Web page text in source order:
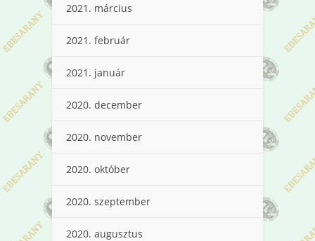
2021. március
2021. február
2021. január
2020. december
2020. november
2020. október
2020. szeptember
2020. augusztus